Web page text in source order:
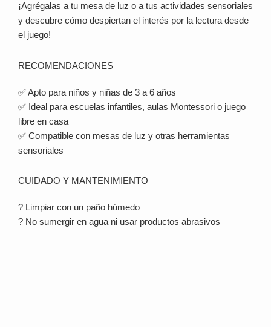
¡Agrégalas a tu mesa de luz o a tus actividades sensoriales
y descubre cómo despiertan el interés por la lectura desde
el juego!
RECOMENDACIONES
✅ Apto para niños y niñas de 3 a 6 años
✅ Ideal para escuelas infantiles, aulas Montessori o juego
libre en casa
✅ Compatible con mesas de luz y otras herramientas
sensoriales
CUIDADO Y MANTENIMIENTO
? Limpiar con un paño húmedo
? No sumergir en agua ni usar productos abrasivos